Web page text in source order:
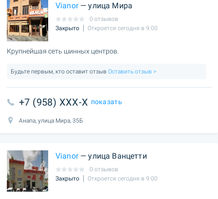
Vianor— улица Мира
0 отзывов
Закрыто
Откроется сегодня в 9:00
Крупнейшая сеть шинных центров.
Будьте первым, кто оставит отзыв Оставить отзыв >
+7 (958) XXX-X показать
Анапа, улица Мира, 35Б
Vianor— улица Ванцетти
0 отзывов
Закрыто
Откроется сегодня в 9:00